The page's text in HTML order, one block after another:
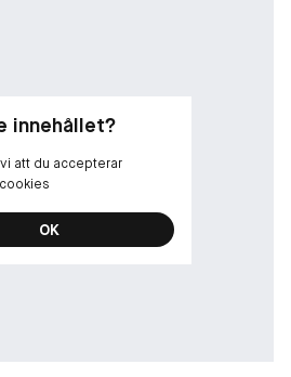
innehållet?
att du accepterar
OK